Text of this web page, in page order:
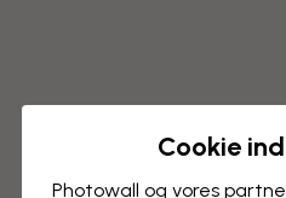
Cookie
Photowall og vores